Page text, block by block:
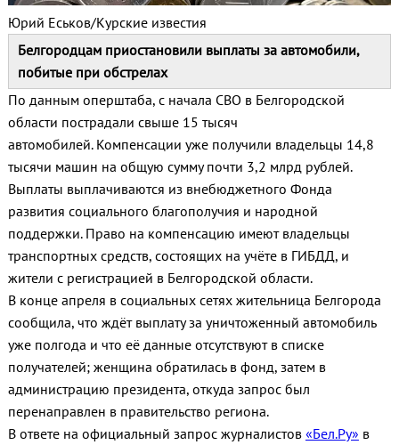
Юрий Еськов/Курские известия
Белгородцам приостановили выплаты за автомобили,
побитые при обстрелах
По данным оперштаба, с начала СВО в Белгородской
области пострадали свыше 15 тысяч
автомобилей. Компенсации уже получили владельцы 14,8
тысячи машин на общую сумму почти 3,2 млрд рублей.
Выплаты выплачиваются из внебюджетного Фонда
развития социального благополучия и народной
поддержки. Право на компенсацию имеют владельцы
транспортных средств, состоящих на учёте в ГИБДД, и
жители с регистрацией в Белгородской области.
В конце апреля в социальных сетях жительница Белгорода
сообщила, что ждёт выплату за уничтоженный автомобиль
уже полгода и что её данные отсутствуют в списке
получателей; женщина обратилась в фонд, затем в
администрацию президента, откуда запрос был
перенаправлен в правительство региона.
В ответе на официальный запрос журналистов «Бел.Ру» в